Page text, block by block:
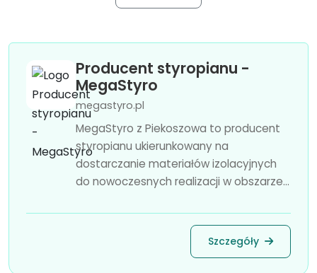
Producent styropianu -
MegaStyro
megastyro.pl
MegaStyro z Piekoszowa to producent
styropianu ukierunkowany na
dostarczanie materiałów izolacyjnych
do nowoczesnych realizacji w obszarze...
Szczegóły